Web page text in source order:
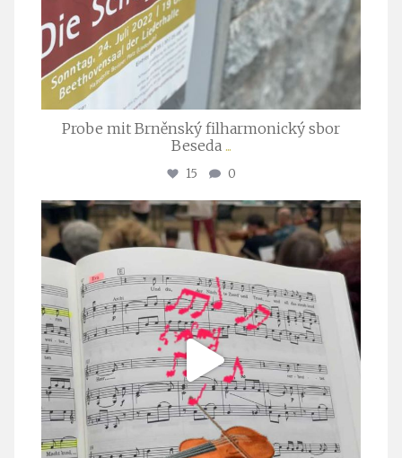
Probe mit Brněnský filharmonický sbor
Beseda ...
15 0
stuttgarter_oratorienchor
Juli 23